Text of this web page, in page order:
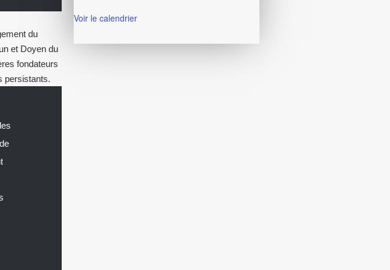
du
et Doyen du
fondateurs
persistants.
Voir le calendrier